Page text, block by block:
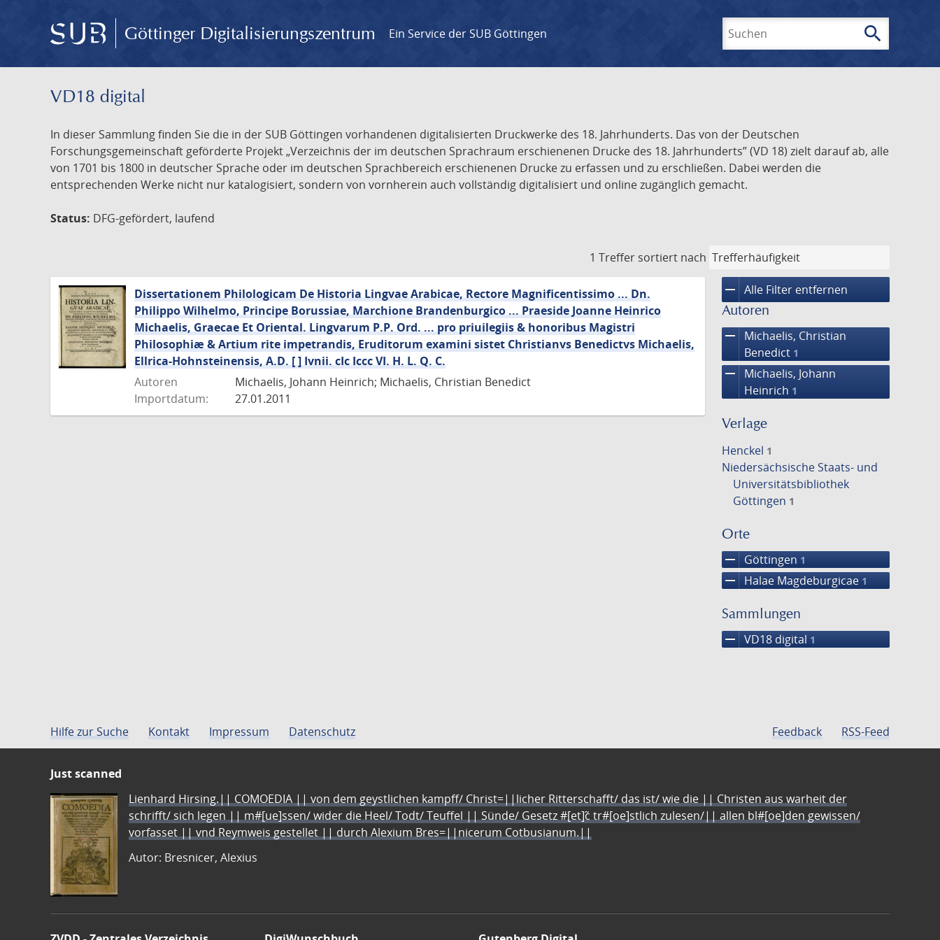
Göttinger Digitalisierungszentrum Ein Service der SUB Göttingen search
VD18 digital
In dieser Sammlung finden Sie die in der SUB Göttingen vorhandenen digitalisierten Druckwerke des 18. Jahrhunderts. Das von der Deutschen
Forschungsgemeinschaft geförderte Projekt „Verzeichnis der im deutschen Sprachraum erschienenen Drucke des 18. Jahrhunderts” (VD 18) zielt darauf ab, alle
von 1701 bis 1800 in deutscher Sprache oder im deutschen Sprachbereich erschienenen Drucke zu erfassen und zu erschließen. Dabei werden die
entsprechenden Werke nicht nur katalogisiert, sondern von vornherein auch vollständig digitalisiert und online zugänglich gemacht.
Status: DFG-gefördert, laufend
1 Treffer sortiert nach
remove Alle Filter entfernen
Autoren
remove
Michaelis, Christian
Benedict 1
remove
Michaelis, Johann
Heinrich 1
Verlage
Henckel 1
Niedersächsische Staats- und
Universitätsbibliothek
Göttingen 1
Orte
remove Göttingen 1
remove Halae Magdeburgicae 1
Sammlungen
remove VD18 digital 1
Dissertationem Philologicam De Historia Lingvae Arabicae, Rectore Magnificentissimo ... Dn.
Philippo Wilhelmo, Principe Borussiae, Marchione Brandenburgico ... Praeside Joanne Heinrico
Michaelis, Graecae Et Oriental. Lingvarum P.P. Ord. ... pro priuilegiis & honoribus Magistri
Philosophiæ & Artium rite impetrandis, Eruditorum examini sistet Christianvs Benedictvs Michaelis,
Ellrica-Hohnsteinensis, A.D. [ ] Ivnii. cIc Iccc VI. H. L. Q. C.
Autoren
Michaelis, Johann Heinrich; Michaelis, Christian Benedict
Importdatum:
27.01.2011
Hilfe zur Suche Kontakt Impressum Datenschutz Feedback RSS-Feed
Just scanned
Lienhard Hirsing.|| COMOEDIA || von dem geystlichen kampff/ Christ=||licher Ritterschafft/ das ist/ wie die || Christen aus warheit der
schrifft/ sich legen || m#[ue]ssen/ wider die Heel/ Todt/ Teuffel || Sünde/ Gesetz #[et]c̃ tr#[oe]stlich zulesen/|| allen bl#[oe]den gewissen/
vorfasset || vnd Reymweis gestellet || durch Alexium Bres=||nicerum Cotbusianum.||
Autor: Bresnicer, Alexius